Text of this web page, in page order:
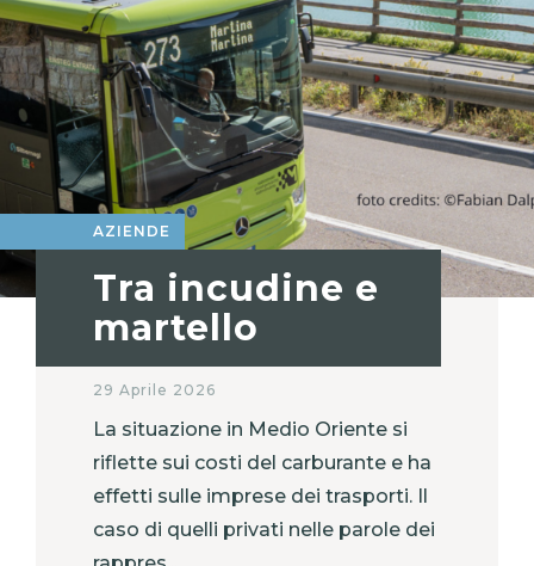
AZIENDE
Tra incudine e
martello
29 Aprile 2026
La situazione in Medio Oriente si
riflette sui costi del carburante e ha
effetti sulle imprese dei trasporti. Il
caso di quelli privati nelle parole dei